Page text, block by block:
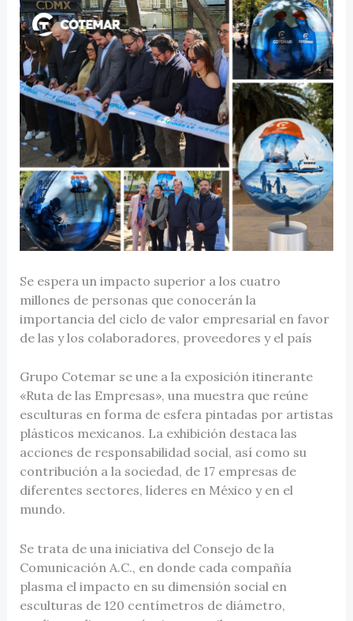
Se espera un impacto superior a los cuatro
millones de personas que conocerán la
importancia del ciclo de valor empresarial en favor
de las y los colaboradores, proveedores y el país
Grupo Cotemar se une a la exposición itinerante
«Ruta de las Empresas», una muestra que reúne
esculturas en forma de esfera pintadas por artistas
plásticos mexicanos. La exhibición destaca las
acciones de responsabilidad social, así como su
contribución a la sociedad, de 17 empresas de
diferentes sectores, líderes en México y en el
mundo.
Se trata de una iniciativa del Consejo de la
Comunicación A.C., en donde cada compañía
plasma el impacto en su dimensión social en
esculturas de 120 centímetros de diámetro,